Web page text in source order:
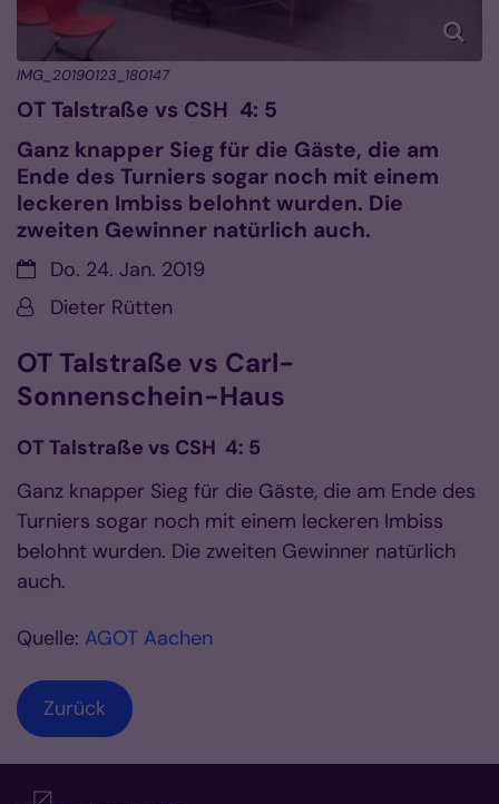
IMG_20190123_180147
OT Talstraße vs CSH 4: 5
Ganz knapper Sieg für die Gäste, die am
Ende des Turniers sogar noch mit einem
leckeren Imbiss belohnt wurden. Die
zweiten Gewinner natürlich auch.
Datum:Do. 24. Jan. 2019
Von:Dieter Rütten
OT Talstraße vs Carl-
Sonnenschein-Haus
OT Talstraße vs CSH 4: 5
Ganz knapper Sieg für die Gäste, die am Ende des
Turniers sogar noch mit einem leckeren Imbiss
belohnt wurden. Die zweiten Gewinner natürlich
auch.
Quelle: AGOT Aachen
Zurück